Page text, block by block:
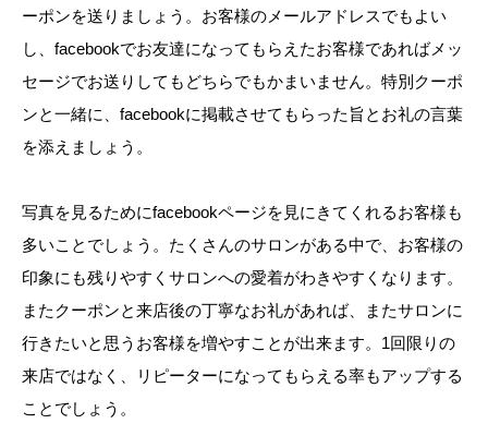
ーポンを送りましょう。お客様のメールアドレスでもよい
し、facebookでお友達になってもらえたお客様であればメッ
セージでお送りしてもどちらでもかまいません。特別クーポ
ンと一緒に、facebookに掲載させてもらった旨とお礼の言葉
を添えましょう。
写真を見るためにfacebookページを見にきてくれるお客様も
多いことでしょう。たくさんのサロンがある中で、お客様の
印象にも残りやすくサロンへの愛着がわきやすくなります。
またクーポンと来店後の丁寧なお礼があれば、またサロンに
行きたいと思うお客様を増やすことが出来ます。1回限りの
来店ではなく、リピーターになってもらえる率もアップする
ことでしょう。